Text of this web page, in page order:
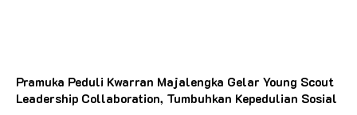
Pramuka Peduli Kwarran Majalengka Gelar Young Scout
Leadership Collaboration, Tumbuhkan Kepedulian Sosial